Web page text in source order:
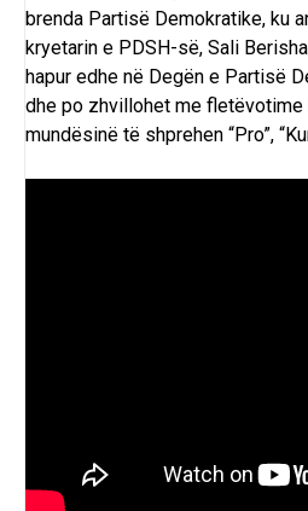
brenda Partisë Demokratike, ku
kryetarin e PDSH-së, Sali
hapur edhe në Degën e Partisë
dhe po zhvillohet me fletëvotime
mundësinë të shprehen “Pro”,